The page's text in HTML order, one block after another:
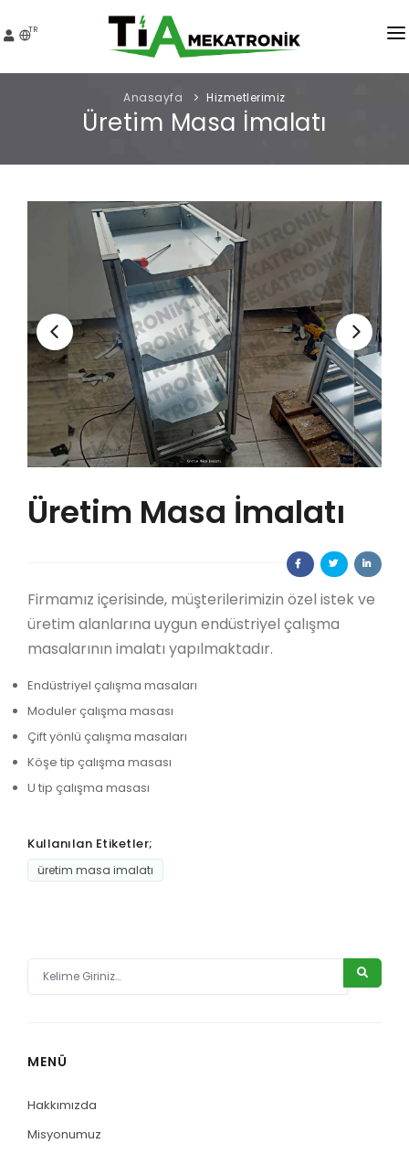
TR
KURUMSAL
MEDYA
İNSAN KAYNAKLARI
TEKLIF AL
Anasayfa Hizmetlerimiz
Üretim Masa İmalatı
Üretim Masa İmalatı
Firmamız içerisinde, müşterilerimizin özel istek ve
üretim alanlarına uygun endüstriyel çalışma
masalarının imalatı yapılmaktadır.
Endüstriyel çalışma masaları
Moduler çalışma masası
Çift yönlü çalışma masaları
Köşe tip çalışma masası
U tip çalışma masası
Kullanılan Etiketler;
üretim masa imalatı
MENÜ
Hakkımızda
Misyonumuz